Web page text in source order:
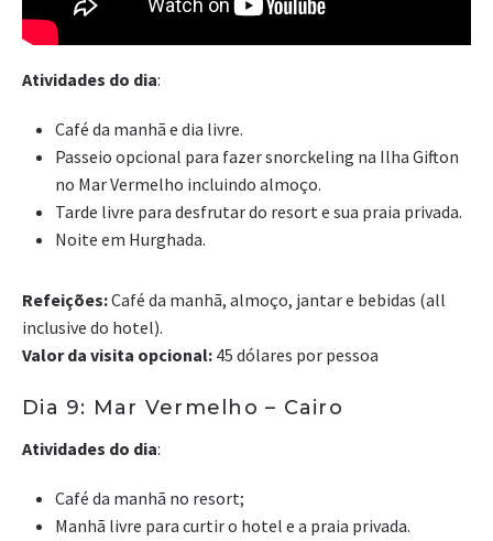
Atividades do dia:
Café da manhã e dia livre.
Passeio opcional para fazer snorckeling na Ilha Gifton
no Mar Vermelho incluindo almoço.
Tarde livre para desfrutar do resort e sua praia privada.
Noite em Hurghada.
Refeições:Café da manhã, almoço, jantar e bebidas (all
inclusive do hotel).
Valor da visita opcional: 45 dólares por pessoa
Dia 9: Mar Vermelho – Cairo
Atividades do dia:
Café da manhã no resort;
Manhã livre para curtir o hotel e a praia privada.